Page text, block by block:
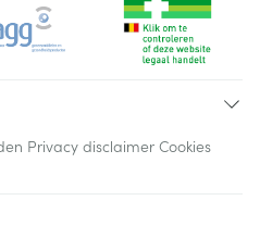
Privacy disclaimer Cookies